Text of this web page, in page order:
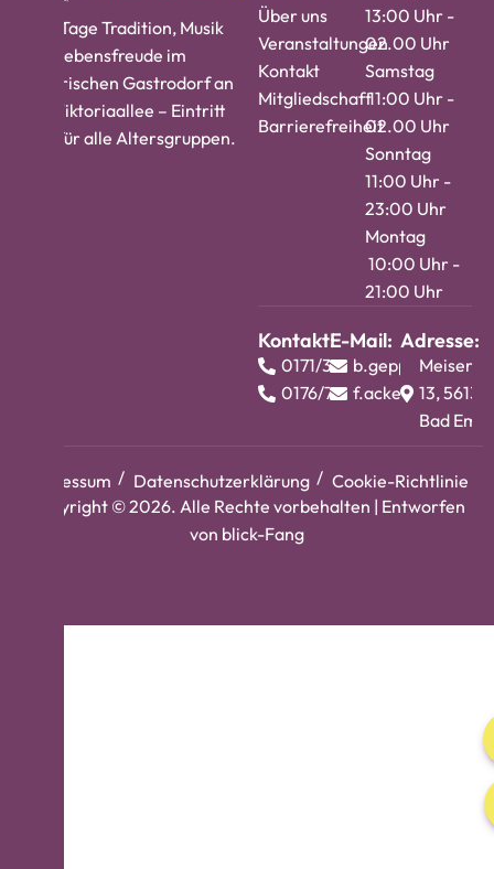
Vier Tage Tradition, Musik
und Lebensfreude im
historischen Gastrodorf an
der Viktoriaallee – Eintritt
frei, für alle Altersgruppen.
Über uns
Veranstaltungen
Kontakt
Mitgliedschaft
Barrierefreiheit
13:00 Uhr -
02.00 Uhr
Samstag
11:00 Uhr -
02.00 Uhr
Sonntag
11:00 Uhr -
23:00 Uhr
Montag
10:00 Uhr -
21:00 Uhr
Kontakt:
0171/3724813
0176/74983412
E-Mail: Adresse:
13, 56130
Bad Ems
Copyright © 2026. Alle Rechte vorbehalten | Entworfen
von blick-Fang
Impressum Datenschutzerklärung Cookie-Richtlinie